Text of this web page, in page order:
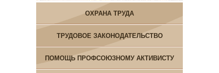
ОХРАНА ТРУДА
ТРУДОВОЕ ЗАКОНОДАТЕЛЬСТВО
ПОМОЩЬ ПРОФСОЮЗНОМУ АКТИВИСТУ